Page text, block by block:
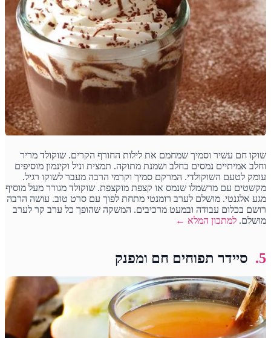
שוקו חם עשיר וסמיך שמחמם את לילות החורף הקרים. שוקולד מריר
וחלב אמיתיים נמסים בחלב ושמנת מתוקה. תמצית וניל וקינמון מוסיפים
עומק לטעם השוקולדי. המרקם סמיך וקרמי הרבה מעבר לשוקו רגיל.
מקשטים עם מרשמלו שנמס או קצפת מוקצפת. שוקולד מגורר מעל מוסיף
מגע אלגנטי. מושלם לערב רומנטי מתחת לפוך עם סרט טוב. עושה הרבה
רושם בכלום עבודה ובמעט מרכיבים. המשקה שהופך כל ערב קר לערב
מושלם.למתכון המלא ←
5. סיידר תפוחים חם ומפנק